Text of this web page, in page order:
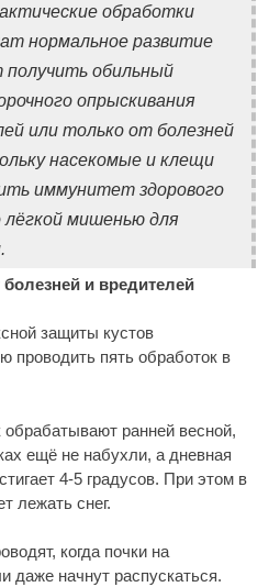
обработки
нормальное развитие
обильный
опрыскивания
или только от болезней
насекомые и клещи
иммунитет здорового
лёгкой мишенью для
и вредителей
защиты кустов
проводить пять обработок в
ранней весной,
ещё не набухли, а дневная
4-5 градусов. При этом в
лежать снег.
когда почки на
даже начнут распускаться.